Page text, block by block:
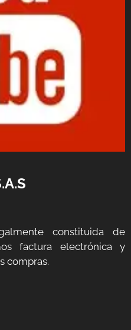
constituida de
factura electrónica y
compras.